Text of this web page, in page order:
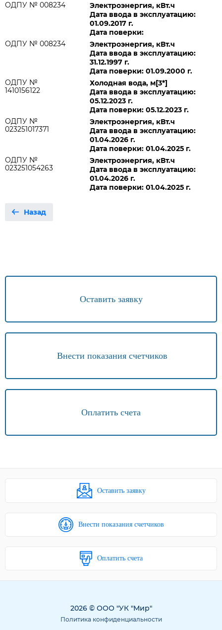
ОДПУ № 008234
Электроэнергия, кВт.ч
Дата ввода в эксплуатацию:
01.09.2017 г.
Дата поверки:
ОДПУ № 008234
Электроэнергия, кВт.ч
Дата ввода в эксплуатацию:
31.12.1997 г.
Дата поверки: 01.09.2000 г.
ОДПУ №
1410156122
Холодная вода, м[3*]
Дата ввода в эксплуатацию:
05.12.2023 г.
Дата поверки: 05.12.2023 г.
ОДПУ №
023251017371
Электроэнергия, кВт.ч
Дата ввода в эксплуатацию:
01.04.2026 г.
Дата поверки: 01.04.2025 г.
ОДПУ №
023251054263
Электроэнергия, кВт.ч
Дата ввода в эксплуатацию:
01.04.2026 г.
Дата поверки: 01.04.2025 г.
Назад
Оставить заявку
Внести показания счетчиков
Оплатить счета
Оставить заявку
Внести показания счетчиков
Оплатить счета
2026 © ООО "УК "Мир"
Политика конфиденциальности